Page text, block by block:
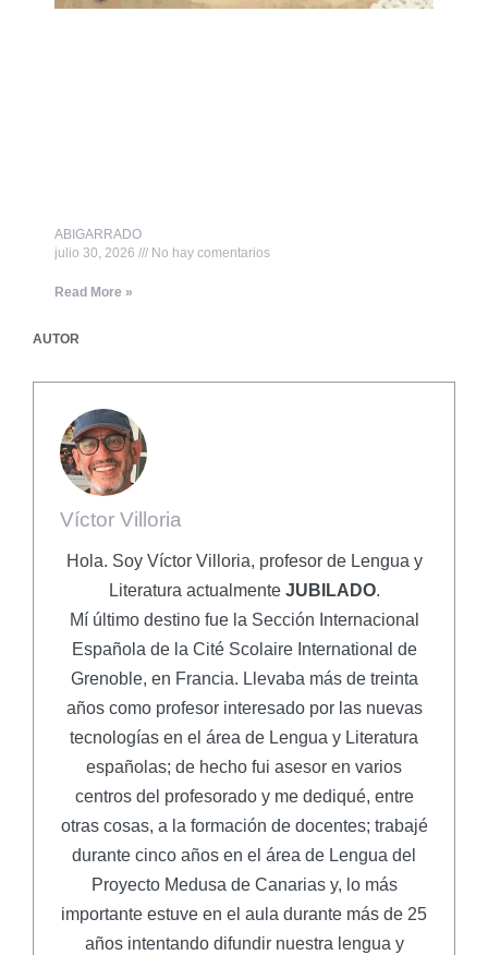
ABIGARRADO
julio 30, 2026
No hay comentarios
Read More »
AUTOR
Víctor Villoria
Hola. Soy Víctor Villoria, profesor de Lengua y
Literatura actualmente JUBILADO.
Mí último destino fue la Sección Internacional
Española de la Cité Scolaire International de
Grenoble, en Francia. Llevaba más de treinta
años como profesor interesado por las nuevas
tecnologías en el área de Lengua y Literatura
españolas; de hecho fui asesor en varios
centros del profesorado y me dediqué, entre
otras cosas, a la formación de docentes; trabajé
durante cinco años en el área de Lengua del
Proyecto Medusa de Canarias y, lo más
importante estuve en el aula durante más de 25
años intentando difundir nuestra lengua y